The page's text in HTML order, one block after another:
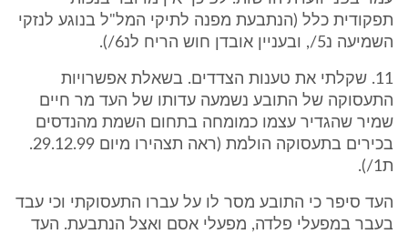
תפקודית כלל (הנתבעת מפנה לתיקי המל"ל בנוגע לנזקי
השמיעה נ5/, ובעניין אובדן חוש הריח לנ6/).
11. שקלתי את טענות הצדדים. בשאלת אפשרויות
התעסוקה של התובע נשמעה עדותו של העד מר חיים
שמיר שהגדיר עצמו כמומחה בתחום השמת מהנדסים
בכירים בתעסוקה הולמת (ראה תצהירו מיום 29.12.99.
ת1/).
העד סיפר כי התובע מסר לו על עברו התעסוקתי וכי עבד
בעבר במפעלי פלדה, מפעלי אסם ואצל הנתבעת. העד